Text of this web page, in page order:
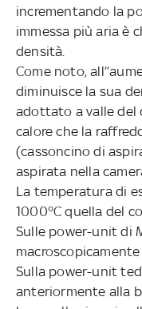
incrementando la
immessa più aria è
densità.
Come noto,
diminuisce la sua
adottato a valle del
calore che la
(cassoncino di
aspirata nella
La temperatura di
1000°C quella del
Sulle power-unit di
Sulla power-unit
anteriormente alla